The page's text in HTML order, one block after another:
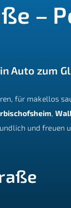
–
Auto zum
für makellos
,
und freuen